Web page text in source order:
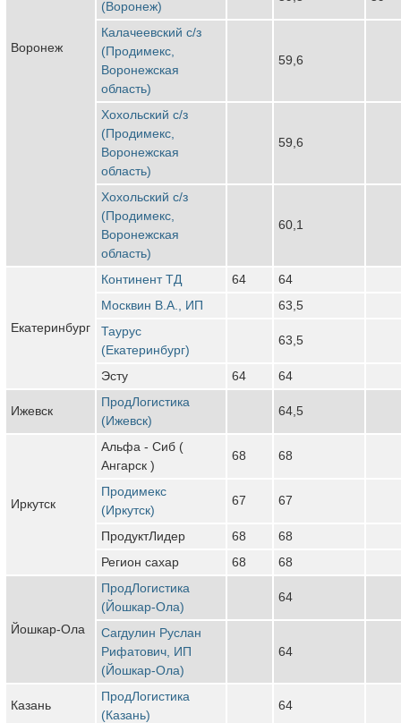
Воронеж
(Воронеж)
Калачеевский с/з
(Продимекс,
Воронежская
область)
59,6
Хохольский с/з
(Продимекс,
Воронежская
область)
59,6
Хохольский с/з
(Продимекс,
Воронежская
область)
60,1
Екатеринбург
Континент ТД 64
64
Москвин В.А., ИП
63,5
Таурус
(Екатеринбург)
63,5
Эсту 64 64
Ижевск
ПродЛогистика
(Ижевск)
64,5
Иркутск
Альфа - Сиб (
Ангарск )
68 68
Продимекс
(Иркутск)
67 67
ПродуктЛидер 68
68
Регион сахар
68 68
Йошкар-Ола
ПродЛогистика
(Йошкар-Ола)
64
Сагдулин Руслан
Рифатович, ИП
(Йошкар-Ола)
64
Казань
ПродЛогистика
(Казань)
64